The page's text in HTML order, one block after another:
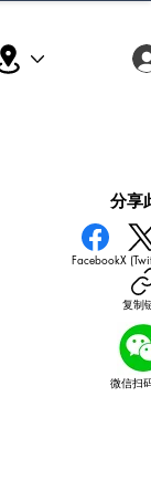
分享
FacebookX
复制
微信扫